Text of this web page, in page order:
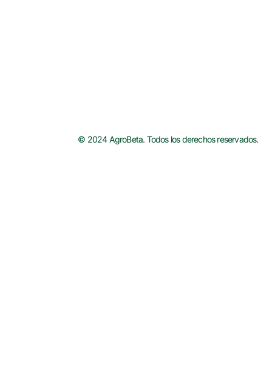
© 2024 AgroBeta. Todos los derechos reservados.